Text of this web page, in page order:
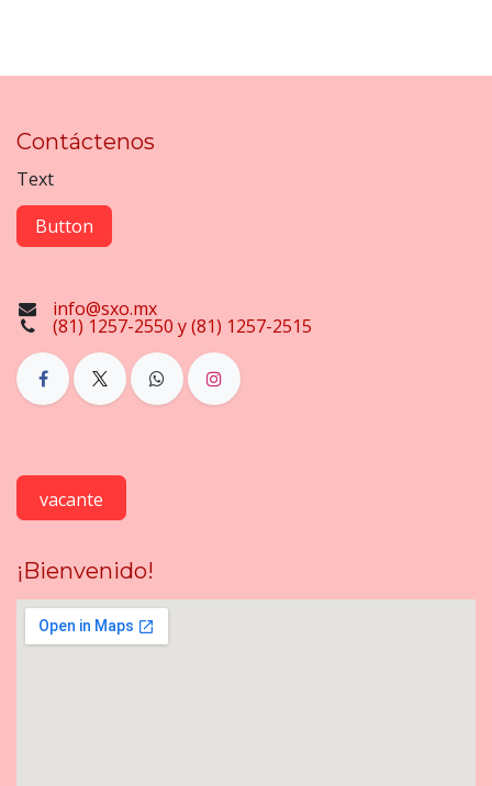
Contáctenos
Text
Button
info@sxo.mx
(81) 1257-2550 y (81) 1257-2515
vacante
¡Bienvenido!